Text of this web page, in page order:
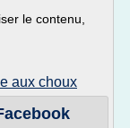
le contenu,
aux choux